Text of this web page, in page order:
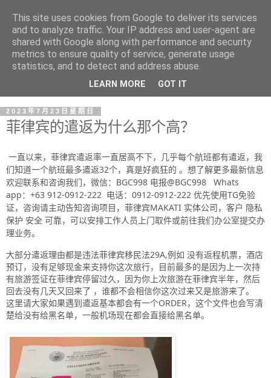
2023年7月23日星期日
菲律宾的遣返为什么那个高？
一直以来，菲律宾遣返率一直居高不下，几乎每个航班都有遣返，我
们知道一个航班最多遣返32个，真是好疯狂的 。 想了解更多最新信息
欢迎联系和咨询我们，微信：BGC998 电报@BGC998 Whats
app：+63 912-0912-222 电话：0912-0912-222 优先使用TG免验
证，咨询请主动告知咨询项目，菲律宾MAKATI 实体公司，客户 隐私
保护 安全 可靠，可以安排工作人员上门取件或前往我们办公室提交办
理业务。
大部分遣返理由都是违法菲律宾移民法29A,例如 没有返程机票，酒店
预订，没有足够现金来支持你这次旅行，目前最多的是因为上一次持
有旅游签证在菲律宾停留过久，因为你上次旅游在菲律宾半年，然后
回去没有几天又回来了 ，谁都不会相信你这次过来又是旅游来了。
这里请大家如果遇到遣返基本都会有一个ORDER，这个文件也会写清
楚给没有给黑名单，一般机场现在都会直接给黑名单。
This site uses cookies from Google to deliver its services
and to analyze traffic. Your IP address and user-agent are
shared with Google along with performance and security
metrics to ensure quality of service, generate usage
statistics, and to detect and address abuse.
LEARN MORE GOT IT